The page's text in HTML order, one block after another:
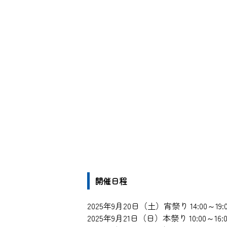
開催日程
2025年9月20日（土）宵祭り 14:00～
2025年9月21日（日）本祭り 10:00～